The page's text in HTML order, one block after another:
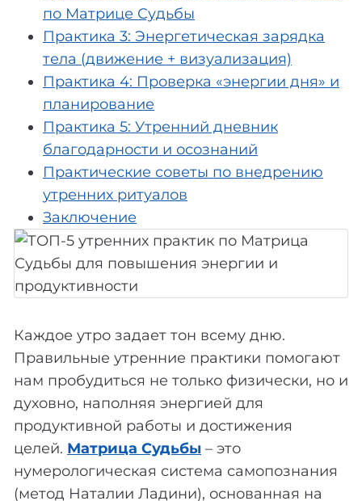
по Матрице Судьбы
Практика 3: Энергетическая зарядка
тела (движение + визуализация)
Практика 4: Проверка «энергии дня» и
планирование
Практика 5: Утренний дневник
благодарности и осознаний
Практические советы по внедрению
утренних ритуалов
Заключение
Каждое утро задает тон всему дню.
Правильные утренние практики помогают
нам пробудиться не только физически, но и
духовно, наполняя энергией для
продуктивной работы и достижения
целей. Матрица Судьбы – это
нумерологическая система самопознания
(метод Наталии Ладини), основанная на